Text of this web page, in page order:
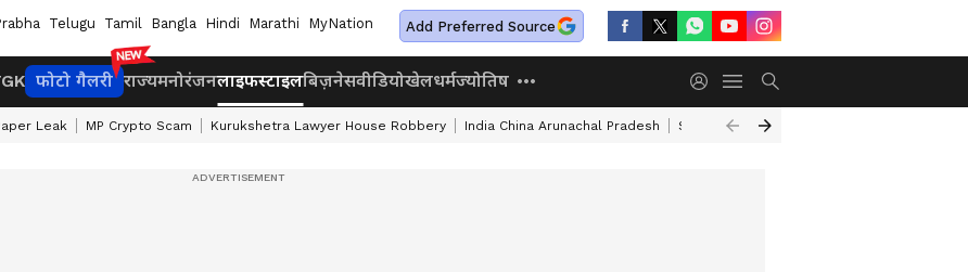
Telugu Tamil Bangla Hindi Marathi MyNation Add Preferred Source
GK फोटो गैलरी राज्यमनोरंजनलाइफस्टाइलबिज़नेसवीडियोखेलधर्मज्योतिष
Leak MP Crypto Scam Kurukshetra Lawyer House Robbery India China Arunachal Pradesh Saudi Turkey Pakistan Defense Pact